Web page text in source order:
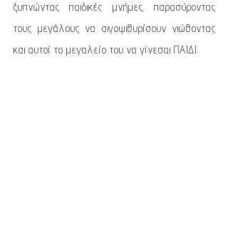
ξυπνώντας παιδικές μνήμες, παρασύροντας
τους μεγάλους να σιγοψιθυρίσουν νιώθοντας
και αυτοί το μεγαλείο του να γίνεσαι ΠΑΙΔΙ.